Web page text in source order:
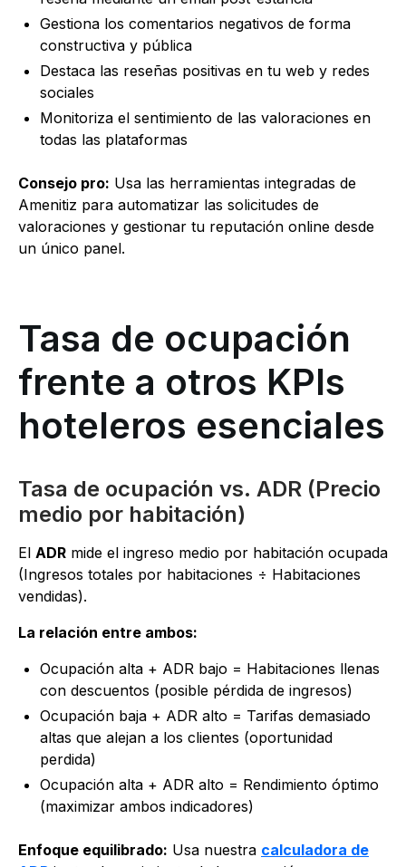
Gestiona los comentarios negativos de forma
constructiva y pública
Destaca las reseñas positivas en tu web y redes
sociales
Monitoriza el sentimiento de las valoraciones en
todas las plataformas
Consejo pro: Usa las herramientas integradas de
Amenitiz para automatizar las solicitudes de
valoraciones y gestionar tu reputación online desde
un único panel.
Tasa de ocupación
frente a otros KPIs
hoteleros esenciales
Tasa de ocupación vs. ADR (Precio
medio por habitación)
El ADR mide el ingreso medio por habitación ocupada
(Ingresos totales por habitaciones ÷ Habitaciones
vendidas).
La relación entre ambos:
Ocupación alta + ADR bajo = Habitaciones llenas
con descuentos (posible pérdida de ingresos)
Ocupación baja + ADR alto = Tarifas demasiado
altas que alejan a los clientes (oportunidad
perdida)
Ocupación alta + ADR alto = Rendimiento óptimo
(maximizar ambos indicadores)
Enfoque equilibrado: Usa nuestra calculadora de